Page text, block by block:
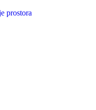
prostora